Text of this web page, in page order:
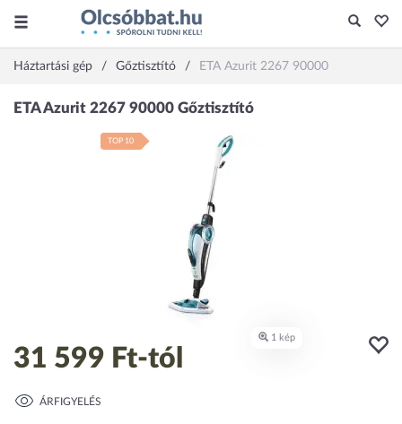
Háztartási gép Gőztisztító ETA Azurit 2267 90000
31 599 Ft-tól
ÁRFIGYELÉS